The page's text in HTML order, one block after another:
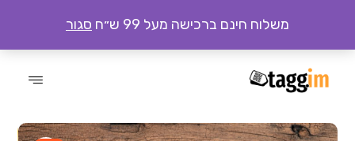
משלוח חינם ברכישה מעל 99 ש״ח סגור